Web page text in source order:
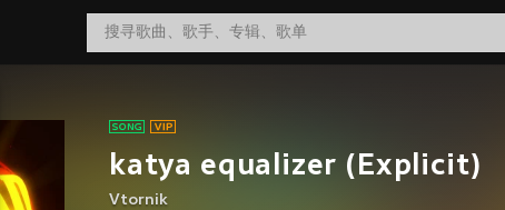
katya equalizer (Explicit)
Vtornik